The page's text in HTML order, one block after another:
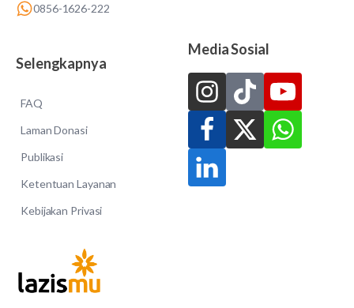
0856-1626-222
Selengkapnya
FAQ
Laman Donasi
Publikasi
Ketentuan Layanan
Kebijakan Privasi
Media Sosial